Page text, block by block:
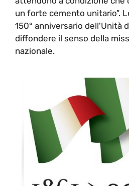
un forte cemento unitario".
150° anniversario dell'Unità
diffondere il senso della
nazionale.